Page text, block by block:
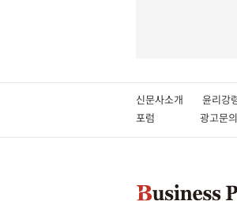
신문사소개 윤리
포럼
광고문